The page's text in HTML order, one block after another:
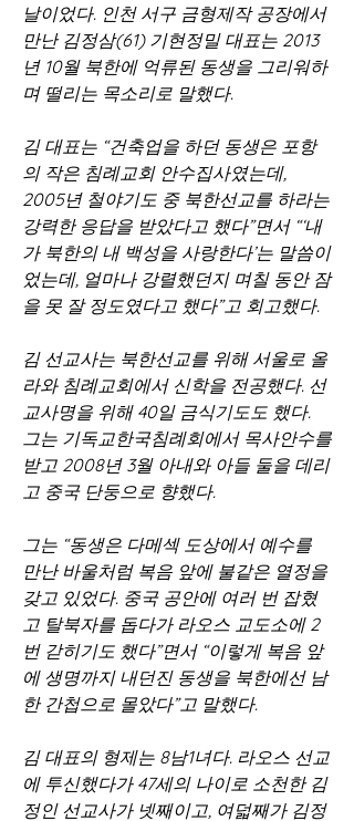
날이었다. 인천 서구 금형제작 공장에서
만난 김정삼(61) 기현정밀 대표는 2013
년 10월 북한에 억류된 동생을 그리워하
며 떨리는 목소리로 말했다.
김 대표는 “건축업을 하던 동생은 포항
의 작은 침례교회 안수집사였는데,
2005년 철야기도 중 북한선교를 하라는
강력한 응답을 받았다고 했다”면서 “‘내
가 북한의 내 백성을 사랑한다’는 말씀이
었는데, 얼마나 강렬했던지 며칠 동안 잠
을 못 잘 정도였다고 했다”고 회고했다.
김 선교사는 북한선교를 위해 서울로 올
라와 침례교회에서 신학을 전공했다. 선
교사명을 위해 40일 금식기도도 했다.
그는 기독교한국침례회에서 목사안수를
받고 2008년 3월 아내와 아들 둘을 데리
고 중국 단둥으로 향했다.
그는 “동생은 다메섹 도상에서 예수를
만난 바울처럼 복음 앞에 불같은 열정을
갖고 있었다. 중국 공안에 여러 번 잡혔
고 탈북자를 돕다가 라오스 교도소에 2
번 갇히기도 했다”면서 “이렇게 복음 앞
에 생명까지 내던진 동생을 북한에선 남
한 간첩으로 몰았다”고 말했다.
김 대표의 형제는 8남1녀다. 라오스 선교
에 투신했다가 47세의 나이로 소천한 김
정인 선교사가 넷째이고, 여덟째가 김정